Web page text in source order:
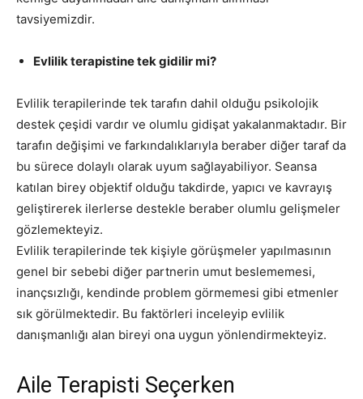
tavsiyemizdir.
Evlilik terapistine tek gidilir mi?
Evlilik terapilerinde tek tarafın dahil olduğu psikolojik
destek çeşidi vardır ve olumlu gidişat yakalanmaktadır. Bir
tarafın değişimi ve farkındalıklarıyla beraber diğer taraf da
bu sürece dolaylı olarak uyum sağlayabiliyor. Seansa
katılan birey objektif olduğu takdirde, yapıcı ve kavrayış
geliştirerek ilerlerse destekle beraber olumlu gelişmeler
gözlemekteyiz.
Evlilik terapilerinde tek kişiyle görüşmeler yapılmasının
genel bir sebebi diğer partnerin umut beslememesi,
inançsızlığı, kendinde problem görmemesi gibi etmenler
sık görülmektedir. Bu faktörleri inceleyip evlilik
danışmanlığı alan bireyi ona uygun yönlendirmekteyiz.
Aile Terapisti Seçerken